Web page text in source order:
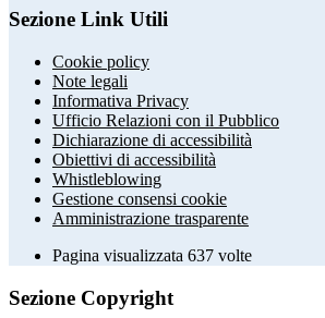
Sezione Link Utili
Cookie policy
Note legali
Informativa Privacy
Ufficio Relazioni con il Pubblico
Dichiarazione di accessibilità
Obiettivi di accessibilità
Whistleblowing
Gestione consensi cookie
Amministrazione trasparente
Pagina visualizzata 637 volte
Sezione Copyright